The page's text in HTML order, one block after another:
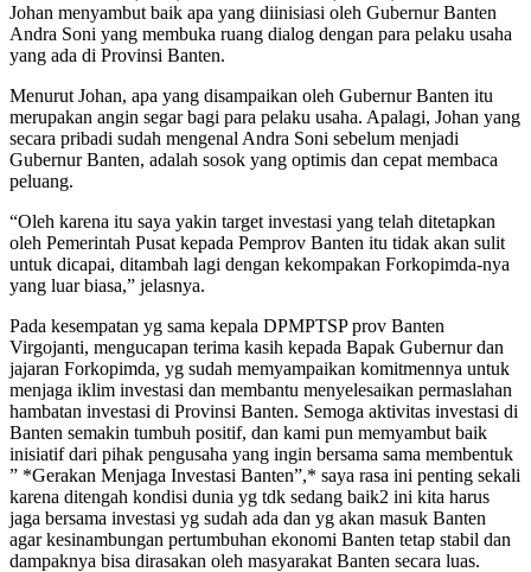
Johan menyambut baik apa yang diinisiasi oleh Gubernur Banten
Andra Soni yang membuka ruang dialog dengan para pelaku usaha
yang ada di Provinsi Banten.
Menurut Johan, apa yang disampaikan oleh Gubernur Banten itu
merupakan angin segar bagi para pelaku usaha. Apalagi, Johan yang
secara pribadi sudah mengenal Andra Soni sebelum menjadi
Gubernur Banten, adalah sosok yang optimis dan cepat membaca
peluang.
“Oleh karena itu saya yakin target investasi yang telah ditetapkan
oleh Pemerintah Pusat kepada Pemprov Banten itu tidak akan sulit
untuk dicapai, ditambah lagi dengan kekompakan Forkopimda-nya
yang luar biasa,” jelasnya.
Pada kesempatan yg sama kepala DPMPTSP prov Banten
Virgojanti, mengucapan terima kasih kepada Bapak Gubernur dan
jajaran Forkopimda, yg sudah memyampaikan komitmennya untuk
menjaga iklim investasi dan membantu menyelesaikan permaslahan
hambatan investasi di Provinsi Banten. Semoga aktivitas investasi di
Banten semakin tumbuh positif, dan kami pun memyambut baik
inisiatif dari pihak pengusaha yang ingin bersama sama membentuk
” *Gerakan Menjaga Investasi Banten”,* saya rasa ini penting sekali
karena ditengah kondisi dunia yg tdk sedang baik2 ini kita harus
jaga bersama investasi yg sudah ada dan yg akan masuk Banten
agar kesinambungan pertumbuhan ekonomi Banten tetap stabil dan
dampaknya bisa dirasakan oleh masyarakat Banten secara luas.